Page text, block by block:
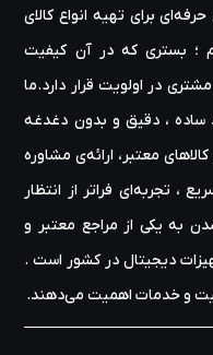
پرسرعت پیش می برند و
به خوبی پاسخ می دهند. این
فناوری روز دنیا می داند و می
دنیا پیش می رویم و سعی می
سطح کیفیت برخوردار
ماژول های حافظه، درایو
آسگارد در اکثر کشورهای
در مقایسه با سایر برندهای
به خود اختصاص داده و محکم و
نیست اگه بزودی آسگارد یک
برای تهیه‌ انواع کالای
؛ بستری که در آن کیفیت
در اولویت قرار دارد.ما
ساده ، دقیق و بدون دغدغه
معتبر، ارائه‌ی مشاوره‌
، تجربه‌ای فراتر از انتظار
به یکی از مراجع معتبر و
دیجیتال در کشور است .
و خدمات اهمیت می‌دهند.